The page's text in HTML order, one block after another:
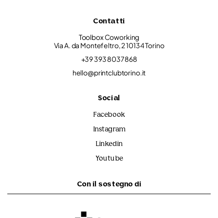
Contatti
Toolbox Coworking
Via A. da Montefeltro, 2 10134 Torino
+39 393 8037868
hello@printclubtorino.it
Social
Facebook
Instagram
Linkedin
Youtube
Con il sostegno di